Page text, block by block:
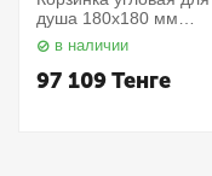
душа 180х180 мм
Elegance 11657010000
Keuco
в наличии
97 109Тенге